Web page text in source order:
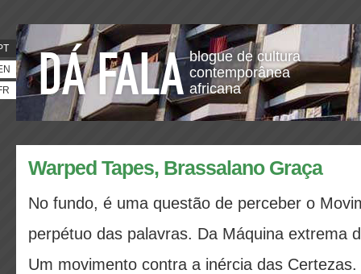
blogue de cultura
contemporânea
africana
Warped Tapes, Brassalano Graça
No fundo, é uma questão de perceber o
perpétuo das palavras. Da Máquina extrema
Um movimento contra a inércia das Certezas.